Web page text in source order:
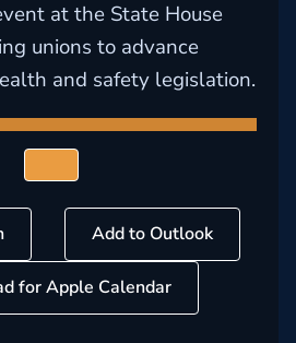
at the State House
unions to advance
and safety legislation.
Add to Outlook
for Apple Calendar